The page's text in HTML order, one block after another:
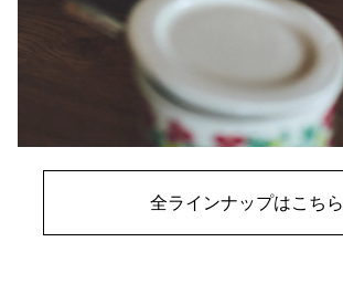
全ラインナップはこちら